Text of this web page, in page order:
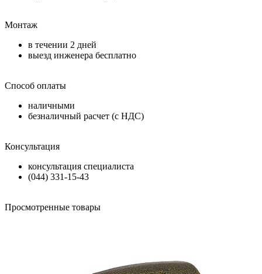
Монтаж
в течении 2 дней
выезд инженера бесплатно
Способ оплаты
наличными
безналичный расчет (с НДС)
Консультация
консультация специалиста
(044) 331-15-43
Просмотренные товары